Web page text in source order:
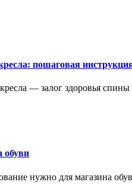
пошаговая
— залог здоровья
обуви
нужно для магазина